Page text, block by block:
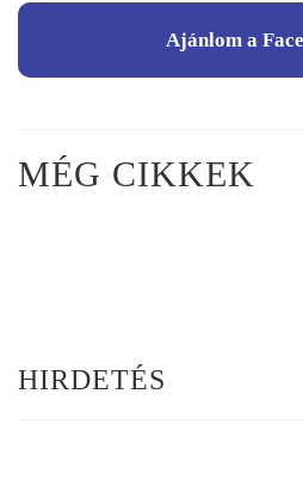
Ajánlom a
MÉG CIKKEK
HIRDETÉS